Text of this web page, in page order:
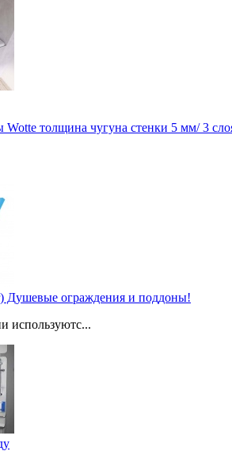
толщина чугуна стенки 5 мм/ 3
Душевые ограждения и поддоны!
используютс...